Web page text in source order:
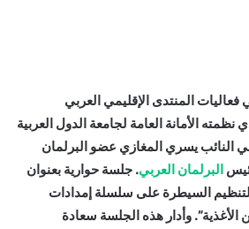
المنتدى الإقليمي العربي
نظمته الأمانة العامة لجامعة الدول العربية
النائب يسري المغازي عضو البرلمان
البرلمان العربي. جلسة حوارية بعنوان
السيطرة على سلسلة إمدادات
الأغذية”. وأدار هذه الجلسة سعادة